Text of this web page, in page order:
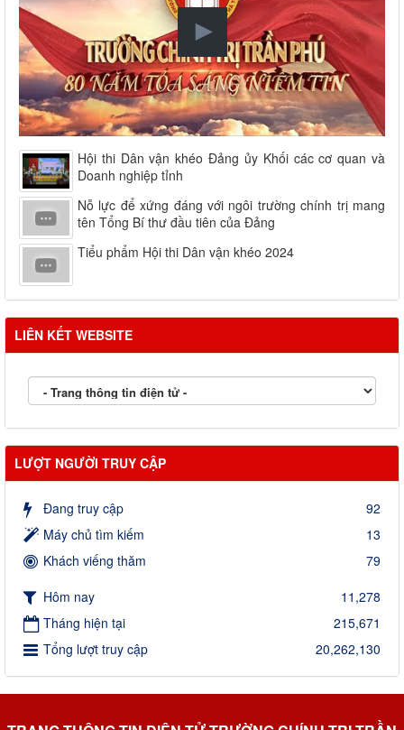
Hội thi Dân vận khéo Đảng ủy Khối các cơ quan và
Doanh nghiệp tỉnh
Nỗ lực để xứng đáng với ngôi trường chính trị mang
tên Tổng Bí thư đầu tiên của Đảng
Tiểu phẩm Hội thi Dân vận khéo 2024
LIÊN KẾT WEBSITE
LƯỢT NGƯỜI TRUY CẬP
Đang truy cập
92
Máy chủ tìm kiếm
13
Khách viếng thăm
79
Hôm nay
11,278
Tháng hiện tại
215,671
Tổng lượt truy cập
20,262,130